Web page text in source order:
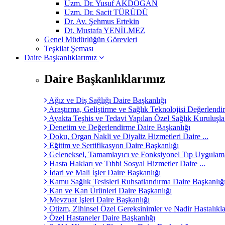
Uzm. Dr. Yusuf AKDOĞAN
Uzm. Dr. Sacit TÜRÜDÜ
Dr. Av. Şehmus Ertekin
Dt. Mustafa YENİLMEZ
Genel Müdürlüğün Görevleri
Teşkilat Şeması
Daire Başkanlıklarımız
Daire Başkanlıklarımız
Ağız ve Diş Sağlığı Daire Başkanlığı
Araştırma, Geliştirme ve Sağlık Teknolojisi
Ayakta Teşhis ve Tedavi Yapılan Özel Sağlık
Denetim ve Değerlendirme Daire Başkanlığı
Doku, Organ Nakli ve Diyaliz Hizmetleri Daire ...
Eğitim ve Sertifikasyon Daire Başkanlığı
Geleneksel, Tamamlayıcı ve Fonksiyonel Tıp
Hasta Hakları ve Tıbbi Sosyal Hizmetler Daire ...
İdari ve Mali İşler Daire Başkanlığı
Kamu Sağlık Tesisleri Ruhsatlandırma Daire Başkanlığı
Kan ve Kan Ürünleri Daire Başkanlığı
Mevzuat İşleri Daire Başkanlığı
Otizm, Zihinsel Özel Gereksinimler ve Nadir
Özel Hastaneler Daire Başkanlığı